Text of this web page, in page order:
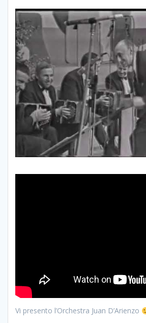
Vi presento l’Orchestra Juan D’Arienzo